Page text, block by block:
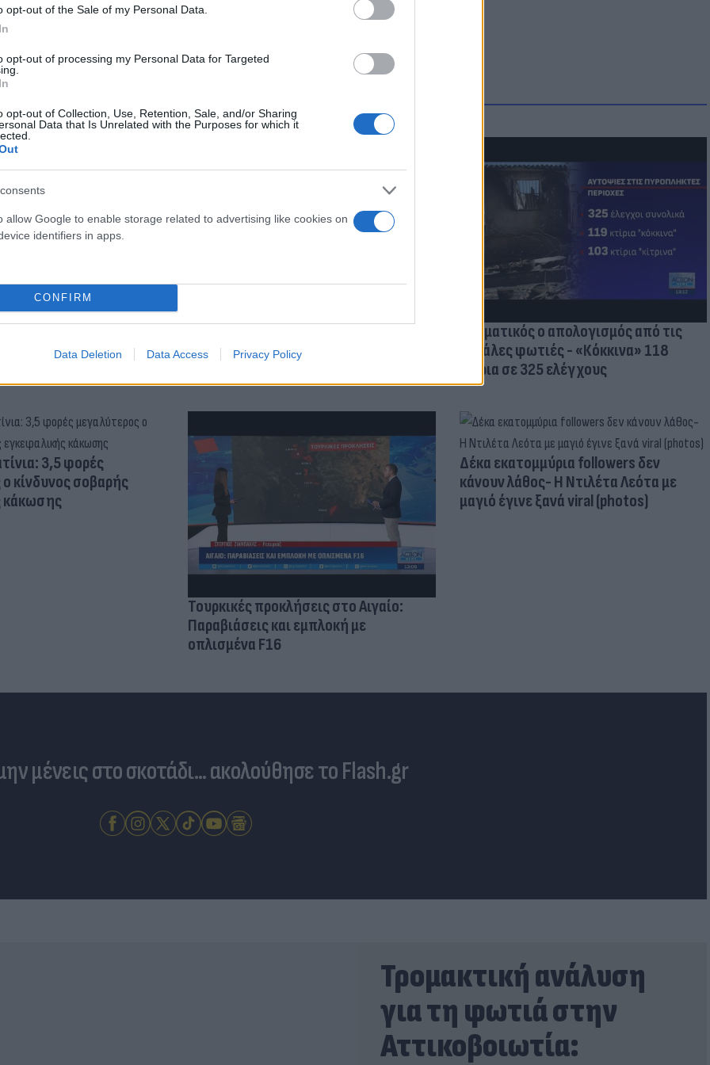
opt-out of the Sale of my Personal Data.
opt-out of processing my Personal Data for Targeted
opt-out of Collection, Use, Retention, Sale, and/or Sharing
Data that Is Unrelated with the Purposes for which it
allow Google to enable storage related to advertising like cookies on
identifiers in apps.
CONFIRM
Data Deletion Data Access Privacy Policy
στην παρουσίαση του
κόσμου στο γήπεδο
Και οι μαϊμούδες έχουν κατοικίδια! Οι
επιστήμονες ρίχνουν φως στις
Δραματικός ο απολογισμός από τις
μεγάλες φωτιές - «Κόκκινα» 118
κτίρια σε 325 ελέγχους
3,5 φορές
κίνδυνος σοβαρής
κάκωσης
Τουρκικές προκλήσεις στο Αιγαίο:
Παραβιάσεις και εμπλοκή με
οπλισμένα F16
Δέκα εκατομμύρια followers δεν
κάνουν λάθος- Η Ντιλέτα Λεότα με
μαγιό έγινε ξανά viral (photos)
μένεις στο σκοτάδι... ακολούθησε το Flash.gr
Τρομακτική ανάλυση
για τη φωτιά στην
Αττικοβοιωτία: